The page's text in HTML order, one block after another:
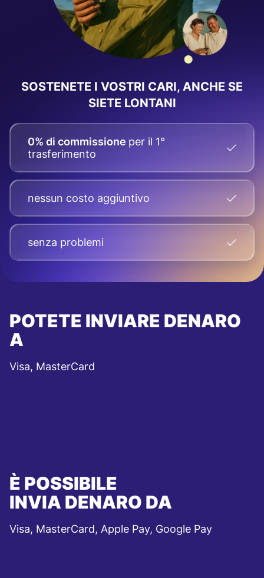
SOSTENETE I VOSTRI CARI, ANCHE SE
SIETE LONTANI
0% di commissione per il 1°
trasferimento
nessun costo aggiuntivo
senza problemi
POTETE INVIARE DENARO
A
Visa, MasterCard
È POSSIBILE
INVIA DENARO DA
Visa, MasterCard, Apple Pay, Google Pay